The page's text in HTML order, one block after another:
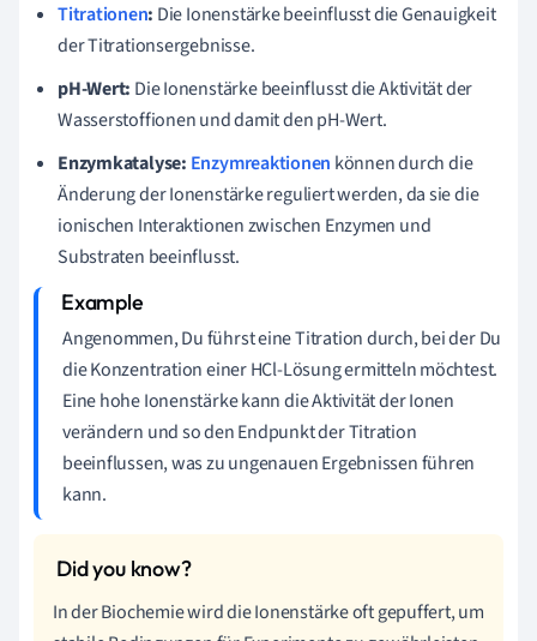
Titrationen: Die Ionenstärke beeinflusst die Genauigkeit
der Titrationsergebnisse.
pH-Wert: Die Ionenstärke beeinflusst die Aktivität der
Wasserstoffionen und damit den pH-Wert.
Enzymkatalyse: Enzymreaktionen können durch die
Änderung der Ionenstärke reguliert werden, da sie die
ionischen Interaktionen zwischen Enzymen und
Substraten beeinflusst.
Angenommen, Du führst eine Titration durch, bei der Du
die Konzentration einer HCl-Lösung ermitteln möchtest.
Eine hohe Ionenstärke kann die Aktivität der Ionen
verändern und so den Endpunkt der Titration
beeinflussen, was zu ungenauen Ergebnissen führen
kann.
In der Biochemie wird die Ionenstärke oft gepuffert, um